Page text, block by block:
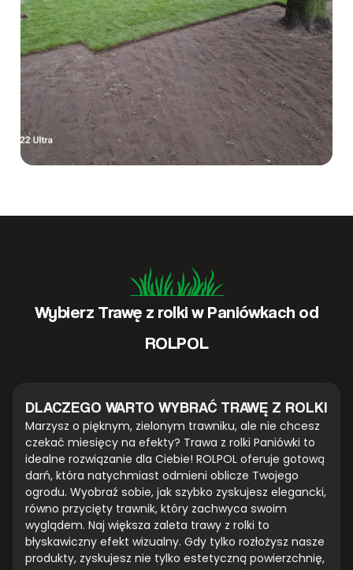
Wybierz Trawę z rolki w Paniówkach od
ROLPOL
DLACZEGO WARTO WYBRAĆ TRAWĘ Z ROLKI
Marzysz o pięknym, zielonym trawniku, ale nie chcesz
czekać miesięcy na efekty? Trawa z rolki Paniówki to
idealne rozwiązanie dla Ciebie! ROLPOL oferuje gotową
darń, która natychmiast odmieni oblicze Twojego
ogrodu. Wyobraź sobie, jak szybko zyskujesz elegancki,
równo przycięty trawnik, który zachwyca swoim
wyglądem. Naj większa zaleta trawy z rolki to
błyskawiczny efekt wizualny. Gdy tylko rozłożysz nasze
produkty, zyskujesz nie tylko estetyczną powierzchnię,